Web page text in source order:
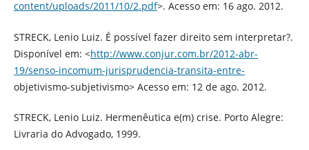
content/uploads/2011/10/2.pdf>. Acesso em: 16 ago. 2012.
STRECK, Lenio Luiz. É possível fazer direito sem interpretar?.
Disponível em: <http://www.conjur.com.br/2012-abr-
19/senso-incomum-jurisprudencia-transita-entre-
objetivismo-subjetivismo> Acesso em: 12 de ago. 2012.
STRECK, Lenio Luiz. Hermenêutica e(m) crise. Porto Alegre:
Livraria do Advogado, 1999.